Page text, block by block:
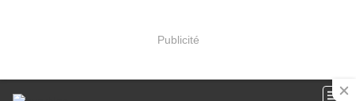
Publicité